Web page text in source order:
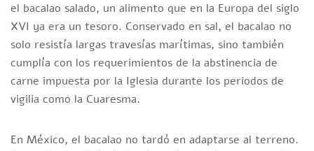
el bacalao salado, un alimento que en la Europa del siglo
XVI ya era un tesoro. Conservado en sal, el bacalao no
solo resistía largas travesías marítimas, sino también
cumplía con los requerimientos de la abstinencia de
carne impuesta por la Iglesia durante los periodos de
vigilia como la Cuaresma.
En México, el bacalao no tardó en adaptarse al terreno.